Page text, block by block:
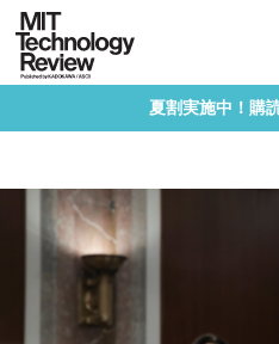
夏割実施中！購